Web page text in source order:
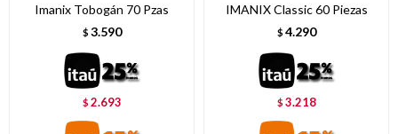
Imanix Tobogán 70 Pzas
$ 3.590
$2.693
IMANIX Classic 60 Piezas
$ 4.290
$3.218